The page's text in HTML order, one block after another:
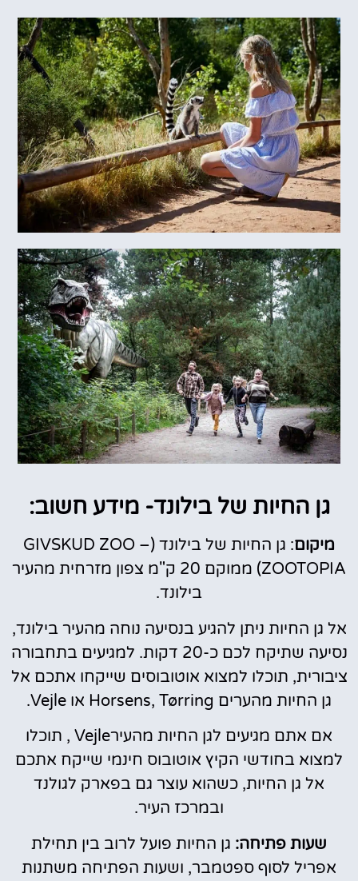
גן החיות של בילונד- מידע חשוב:
מיקום
: גן החיות של בילונד (GIVSKUD ZOO –
ZOOTOPIA) ממוקם 20 ק"מ צפון מזרחית מהעיר
בילונד.
אל גן החיות ניתן להגיע בנסיעה נוחה מהעיר בילונד,
נסיעה שתיקח לכם כ-20 דקות. למגיעים בתחבורה
ציבורית, תוכלו למצוא אוטובוסים שייקחו אתכם אל
גן החיות מהערים Horsens, Tørring או Vejle.
אם אתם מגיעים לגן החיות מהעירVejle ,
תוכלו
למצוא בחודשי הקיץ אוטובוס חינמי שייקח אתכם
אל גן החיות, כשהוא עוצר גם בפארק לגולנד
ובמרכז העיר.
שעות פתיחה: גן החיות פועל לרוב בין תחילת
אפריל לסוף ספטמבר, ושעות הפתיחה משתנות